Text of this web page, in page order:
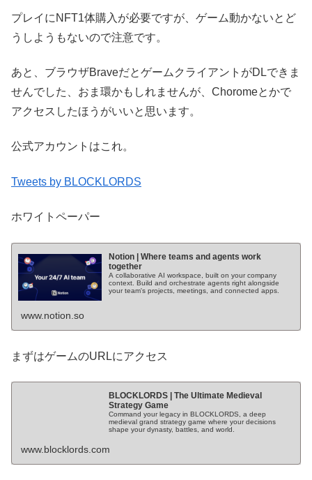
プレイにNFT1体購入が必要ですが、ゲーム動かないとど
うしようもないので注意です。
あと、ブラウザBraveだとゲームクライアントがDLできま
せんでした、おま環かもしれませんが、Choromeとかで
アクセスしたほうがいいと思います。
公式アカウントはこれ。
Tweets by BLOCKLORDS
ホワイトペーパー
Notion | Where teams and agents work
together
A collaborative AI workspace, built on your company
context. Build and orchestrate agents right alongside
your team's projects, meetings, and connected apps.
www.notion.so
まずはゲームのURLにアクセス
BLOCKLORDS | The Ultimate Medieval
Strategy Game
Command your legacy in BLOCKLORDS, a deep
medieval grand strategy game where your decisions
shape your dynasty, battles, and world.
www.blocklords.com